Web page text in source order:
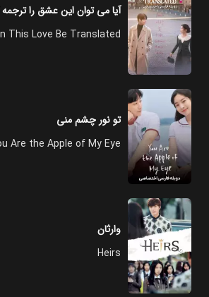
آیا می توان این عشق را
This Love Be Translated?
تو نور چشم منی
Are the Apple of My Eye
وارثان
Heirs